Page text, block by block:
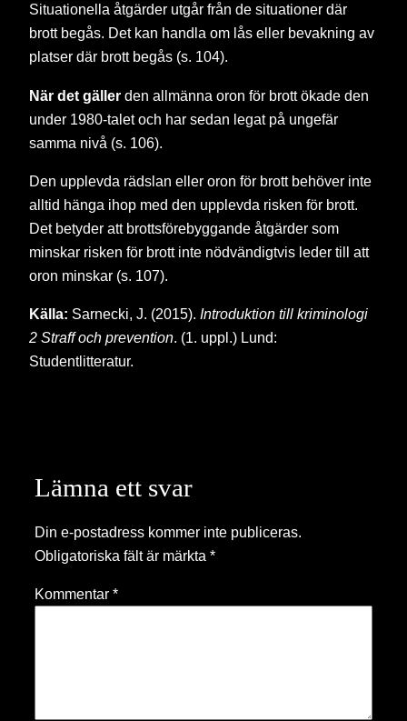
Situationella åtgärder utgår från de situationer där
brott begås. Det kan handla om lås eller bevakning av
platser där brott begås (s. 104).
När det gäller den allmänna oron för brott ökade den
under 1980-talet och har sedan legat på ungefär
samma nivå (s. 106).
Den upplevda rädslan eller oron för brott behöver inte
alltid hänga ihop med den upplevda risken för brott.
Det betyder att brottsförebyggande åtgärder som
minskar risken för brott inte nödvändigtvis leder till att
oron minskar (s. 107).
Källa: Sarnecki, J. (2015). Introduktion till kriminologi
2 Straff och prevention. (1. uppl.) Lund:
Studentlitteratur.
Lämna ett svar
Din e-postadress kommer inte publiceras.
Obligatoriska fält är märkta *
Kommentar *